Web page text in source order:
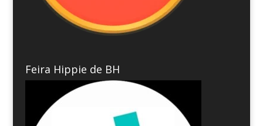
Feira Hippie de BH